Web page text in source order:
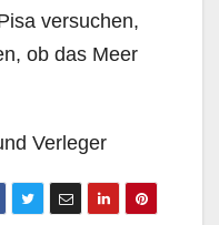
versuchen,
ob das Meer
Verleger